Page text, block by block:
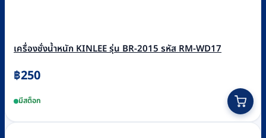
เครื่องชั่งน้ำหนัก KINLEE รุ่น BR-2015 รหัส RM-WD17
฿250
มีสต็อก